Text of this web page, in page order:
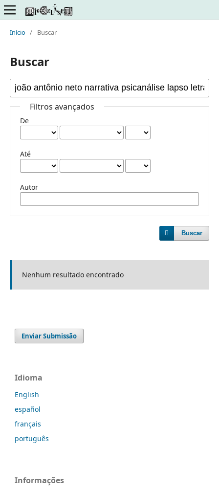
Início / Buscar
Buscar
Filtros avançados
De
Até
Autor
Buscar
Nenhum resultado encontrado
Enviar Submissão
Idioma
English
español
français
português
Informações